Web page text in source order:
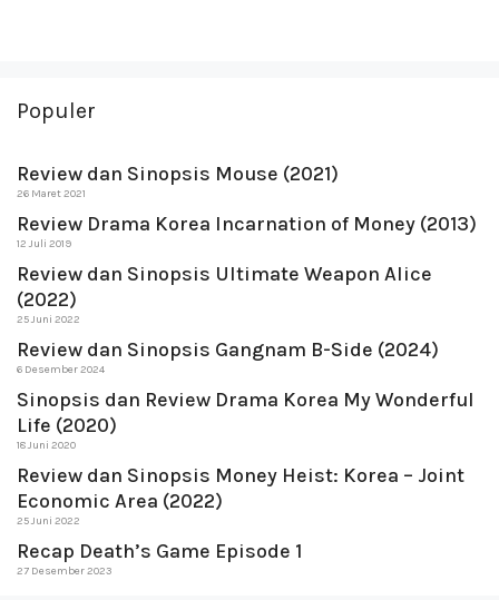
Populer
Review dan Sinopsis Mouse (2021)
26 Maret 2021
Review Drama Korea Incarnation of Money (2013)
12 Juli 2019
Review dan Sinopsis Ultimate Weapon Alice
(2022)
25 Juni 2022
Review dan Sinopsis Gangnam B-Side (2024)
6 Desember 2024
Sinopsis dan Review Drama Korea My Wonderful
Life (2020)
18 Juni 2020
Review dan Sinopsis Money Heist: Korea – Joint
Economic Area (2022)
25 Juni 2022
Recap Death’s Game Episode 1
27 Desember 2023